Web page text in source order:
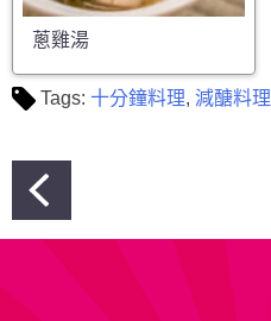
蔥雞湯
Tags: 十分鐘料理, 減醣料理
文
章